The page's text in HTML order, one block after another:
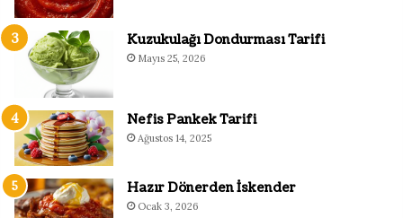
Kuzukulağı Dondurması Tarifi
Mayıs 25, 2026
Nefis Pankek Tarifi
Ağustos 14, 2025
Hazır Dönerden İskender
Ocak 3, 2026